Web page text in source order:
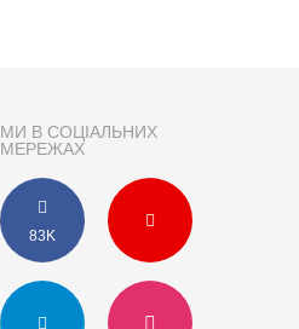
МИ В СОЦІАЛЬНИХ
МЕРЕЖАХ
83K